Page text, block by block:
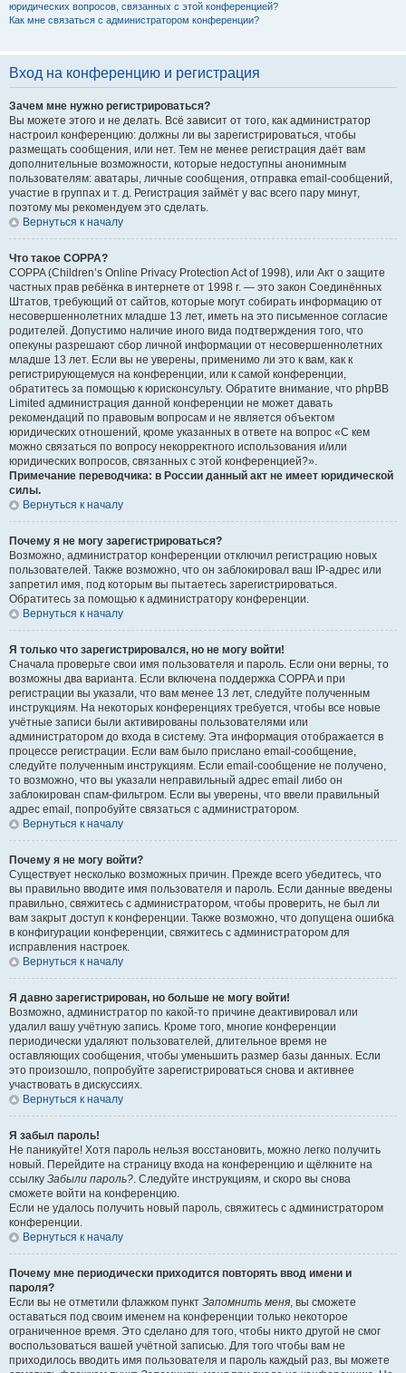
юридических вопросов, связанных с этой конференцией?
Как мне связаться с администратором конференции?
Вход на конференцию и регистрация
Зачем мне нужно регистрироваться?
Вы можете этого и не делать. Всё зависит от того, как администратор
настроил конференцию: должны ли вы зарегистрироваться, чтобы
размещать сообщения, или нет. Тем не менее регистрация даёт вам
дополнительные возможности, которые недоступны анонимным
пользователям: аватары, личные сообщения, отправка email-сообщений,
участие в группах и т. д. Регистрация займёт у вас всего пару минут,
поэтому мы рекомендуем это сделать.
Вернуться к началу
Что такое COPPA?
COPPA (Children’s Online Privacy Protection Act of 1998), или Акт о защите
частных прав ребёнка в интернете от 1998 г. — это закон Соединённых
Штатов, требующий от сайтов, которые могут собирать информацию от
несовершеннолетних младше 13 лет, иметь на это письменное согласие
родителей. Допустимо наличие иного вида подтверждения того, что
опекуны разрешают сбор личной информации от несовершеннолетних
младше 13 лет. Если вы не уверены, применимо ли это к вам, как к
регистрирующемуся на конференции, или к самой конференции,
обратитесь за помощью к юрисконсульту. Обратите внимание, что phpBB
Limited администрация данной конференции не может давать
рекомендаций по правовым вопросам и не является объектом
юридических отношений, кроме указанных в ответе на вопрос «С кем
можно связаться по вопросу некорректного использования и/или
юридических вопросов, связанных с этой конференцией?».
Примечание переводчика: в России данный акт не имеет юридической
силы.
Вернуться к началу
Почему я не могу зарегистрироваться?
Возможно, администратор конференции отключил регистрацию новых
пользователей. Также возможно, что он заблокировал ваш IP-адрес или
запретил имя, под которым вы пытаетесь зарегистрироваться.
Обратитесь за помощью к администратору конференции.
Вернуться к началу
Я только что зарегистрировался, но не могу войти!
Сначала проверьте свои имя пользователя и пароль. Если они верны, то
возможны два варианта. Если включена поддержка COPPA и при
регистрации вы указали, что вам менее 13 лет, следуйте полученным
инструкциям. На некоторых конференциях требуется, чтобы все новые
учётные записи были активированы пользователями или
администратором до входа в систему. Эта информация отображается в
процессе регистрации. Если вам было прислано email-сообщение,
следуйте полученным инструкциям. Если email-сообщение не получено,
то возможно, что вы указали неправильный адрес email либо он
заблокирован спам-фильтром. Если вы уверены, что ввели правильный
адрес email, попробуйте связаться с администратором.
Вернуться к началу
Почему я не могу войти?
Существует несколько возможных причин. Прежде всего убедитесь, что
вы правильно вводите имя пользователя и пароль. Если данные введены
правильно, свяжитесь с администратором, чтобы проверить, не был ли
вам закрыт доступ к конференции. Также возможно, что допущена ошибка
в конфигурации конференции, свяжитесь с администратором для
исправления настроек.
Вернуться к началу
Я давно зарегистрирован, но больше не могу войти!
Возможно, администратор по какой-то причине деактивировал или
удалил вашу учётную запись. Кроме того, многие конференции
периодически удаляют пользователей, длительное время не
оставляющих сообщения, чтобы уменьшить размер базы данных. Если
это произошло, попробуйте зарегистрироваться снова и активнее
участвовать в дискуссиях.
Вернуться к началу
Я забыл пароль!
Не паникуйте! Хотя пароль нельзя восстановить, можно легко получить
новый. Перейдите на страницу входа на конференцию и щёлкните на
ссылку Забыли пароль?. Следуйте инструкциям, и скоро вы снова
сможете войти на конференцию.
Если не удалось получить новый пароль, свяжитесь с администратором
конференции.
Вернуться к началу
Почему мне периодически приходится повторять ввод имени и
пароля?
Если вы не отметили флажком пункт Запомнить меня, вы сможете
оставаться под своим именем на конференции только некоторое
ограниченное время. Это сделано для того, чтобы никто другой не смог
воспользоваться вашей учётной записью. Для того чтобы вам не
приходилось вводить имя пользователя и пароль каждый раз, вы можете